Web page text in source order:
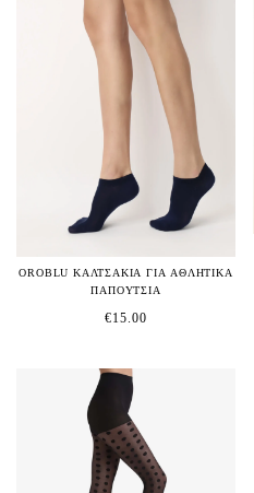
OROBLU ΚΑΛΤΣΑΚΙΑ ΓΙΑ ΑΘΛΗΤΙΚΑ
ΠΑΠΟΥΤΣΙΑ
€15.00